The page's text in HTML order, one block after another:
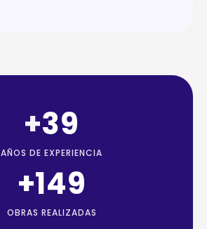
+39
AÑOS DE EXPERIENCIA
+169
OBRAS REALIZADAS